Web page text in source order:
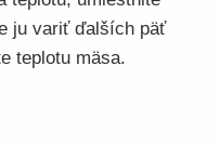
ju variť ďalších päť
teplotu mäsa.